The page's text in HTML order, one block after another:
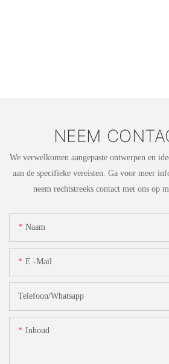
NEEM
We verwelkomen aangepaste ontwerpen en
aan de specifieke vereisten. Ga voor meer
neem rechtstreeks contact met ons op
Naam
E -mail
Telefoon/whatsapp
Inhoud